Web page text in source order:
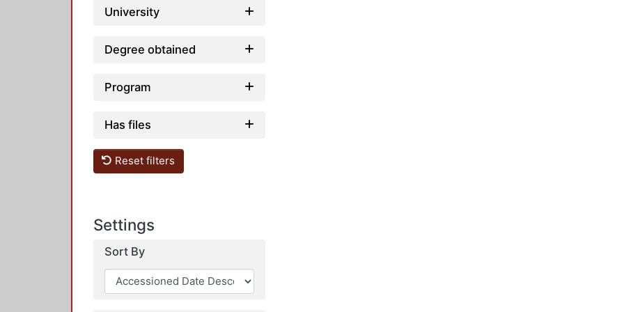
University
Degree obtained
Program
Has files
Reset filters
Settings
Sort By